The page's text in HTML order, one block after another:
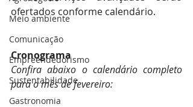
Meio ambiente
Comunicação
Empreendedorismo
Sustentabilidade
Gastronomia
ofertados conforme calendário.
Cronograma
Confira abaixo o calendário completo
para o mês de fevereiro: